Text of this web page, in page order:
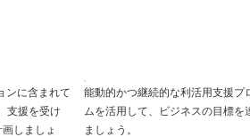
ンに含まれて
支援を受け
しましょ
能動的かつ継続的な利活用支援プ
ムを活用して、ビジネスの目標を
ましょう。